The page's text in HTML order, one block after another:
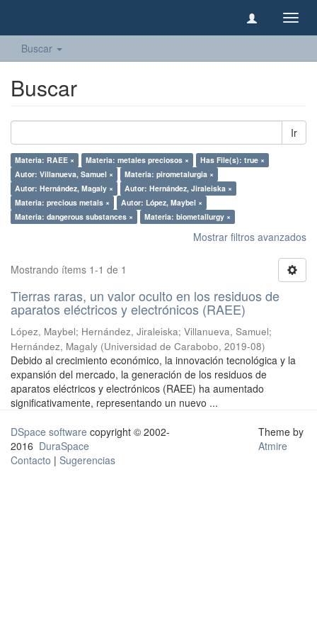
Buscar
Buscar
Ir
Materia: RAEE × Materia: metales preciosos ×
Has File(s): true ×
Autor: Villanueva, Samuel ×
Materia: pirometalurgia ×
Autor: Hernández, Magaly ×
Autor: Hernández, Jiraleiska ×
Materia: precious metals ×
Autor: López, Maybel ×
Materia: dangerous substances ×
Materia: biometallurgy ×
Mostrar filtros avanzados
Mostrando ítems 1-1 de 1
Tierras raras, un valor oculto en los residuos de
aparatos eléctricos y electrónicos (RAEE)
López, Maybel; Hernández, Jiraleiska; Villanueva, Samuel;
Hernández, Magaly (Universidad de Carabobo, 2019-08)
Debido al crecimiento económico, la innovación tecnológica y la
expansión del mercado, la generación de los residuos de
aparatos eléctricos y electrónicos (RAEE) ha aumentado
significativamente, representando un nuevo ...
DSpace software copyright © 2002-
2016 DuraSpace
Contacto | Sugerencias
Theme by
Atmire